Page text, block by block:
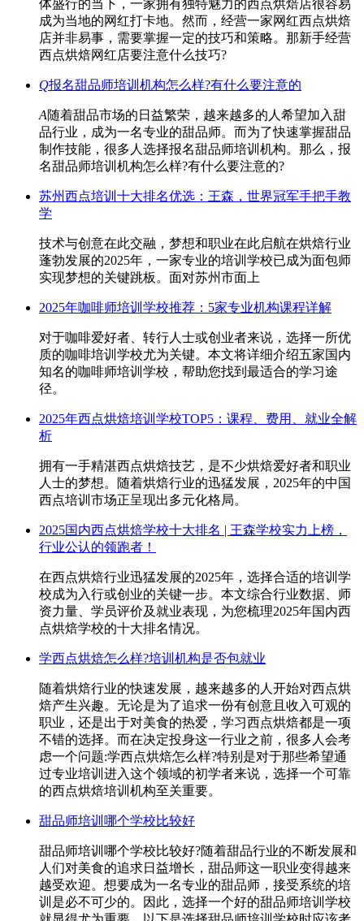
体盛行的当下，一家拥有独特魅力的西点烘焙店很容易
成为当地的网红打卡地。然而，经营一家网红西点烘焙
店并非易事，需要掌握一定的技巧和策略。那新手经营
西点烘焙网红店要注意什么技巧?
Q报名甜品师培训机构怎么样?有什么要注意的
A随着甜品市场的日益繁荣，越来越多的人希望加入甜
品行业，成为一名专业的甜品师。而为了快速掌握甜品
制作技能，很多人选择报名甜品师培训机构。那么，报
名甜品师培训机构怎么样?有什么要注意的?
苏州西点培训十大排名优选：王森，世界冠军手把手教
学
技术与创意在此交融，梦想和职业在此启航在烘焙行业
蓬勃发展的2025年，一家专业的培训学校已成为面包师
实现梦想的关键跳板。面对苏州市面上
2025年咖啡师培训学校推荐：5家专业机构课程详解
对于咖啡爱好者、转行人士或创业者来说，选择一所优
质的咖啡培训学校尤为关键。本文将详细介绍五家国内
知名的咖啡师培训学校，帮助您找到最适合的学习途
径。
2025年西点烘焙培训学校TOP5：课程、费用、就业全解
析
拥有一手精湛西点烘焙技艺，是不少烘焙爱好者和职业
人士的梦想。随着烘焙行业的迅猛发展，2025年的中国
西点培训市场正呈现出多元化格局。
2025国内西点烘焙学校十大排名 | 王森学校实力上榜，
行业公认的领跑者！
在西点烘焙行业迅猛发展的2025年，选择合适的培训学
校成为入行或创业的关键一步。本文综合行业数据、师
资力量、学员评价及就业表现，为您梳理2025年国内西
点烘焙学校的十大排名情况。
学西点烘焙怎么样?培训机构是否包就业
随着烘焙行业的快速发展，越来越多的人开始对西点烘
焙产生兴趣。无论是为了追求一份有创意且收入可观的
职业，还是出于对美食的热爱，学习西点烘焙都是一项
不错的选择。而在决定投身这一行业之前，很多人会考
虑一个问题:学西点烘焙怎么样?特别是对于那些希望通
过专业培训进入这个领域的初学者来说，选择一个可靠
的西点烘焙培训机构至关重要。
甜品师培训哪个学校比较好
甜品师培训哪个学校比较好?随着甜品行业的不断发展和
人们对美食的追求日益增长，甜品师这一职业变得越来
越受欢迎。想要成为一名专业的甜品师，接受系统的培
训是必不可少的。因此，选择一个好的甜品师培训学校